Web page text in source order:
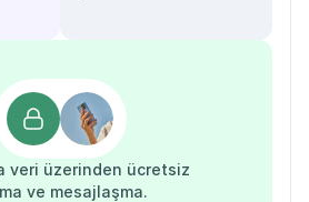
veri üzerinden ücretsiz
ve mesajlaşma.